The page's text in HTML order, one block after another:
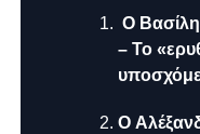
Ο
– Το
Ο